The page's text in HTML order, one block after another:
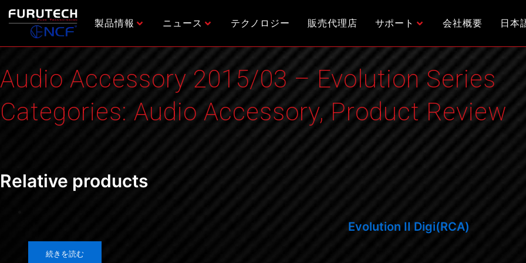
キ
ッ
製品情報 ニュース テクノロジー 販売代理店 サポート 会社概要 日本
Audio Accessory 2015/03 – Evolution Series
Categories: Audio Accessory, Product Review
Relative products
Evolution II Digi(RCA)
続きを読む